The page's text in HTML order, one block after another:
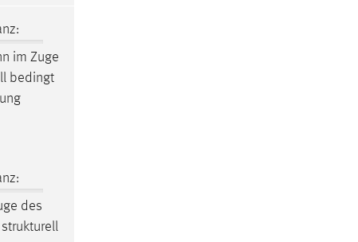
im Zuge
bedingt
des